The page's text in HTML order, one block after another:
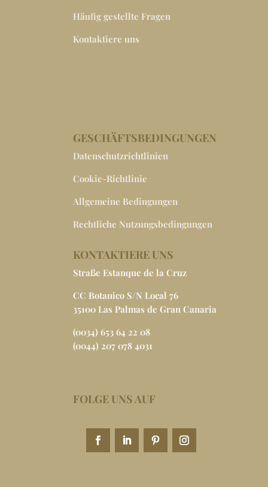
Häufig gestellte Fragen
Kontaktiere uns
GESCHÄFTSBEDINGUNGEN
Datenschutzrichtlinien
Cookie-Richtlinie
Allgemeine Bedingungen
Rechtliche Nutzungsbedingungen
KONTAKTIERE UNS
Straße Estanque de la Cruz
CC Botanico S/N Local 76
35100 Las Palmas de Gran Canaria
(0034) 653 64 22 08
(0044) 207 078 4031
FOLGE UNS AUF